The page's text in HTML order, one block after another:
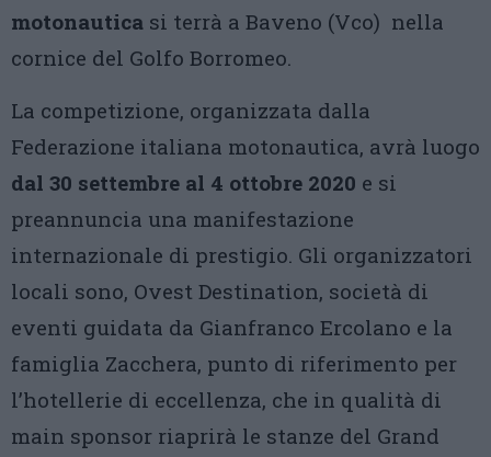
motonautica si terrà a Baveno (Vco) nella
cornice del Golfo Borromeo.
La competizione, organizzata dalla
Federazione italiana motonautica, avrà luogo
dal 30 settembre al 4 ottobre 2020 e si
preannuncia una manifestazione
internazionale di prestigio. Gli organizzatori
locali sono, Ovest Destination, società di
eventi guidata da Gianfranco Ercolano e la
famiglia Zacchera, punto di riferimento per
l’hotellerie di eccellenza, che in qualità di
main sponsor riaprirà le stanze del Grand